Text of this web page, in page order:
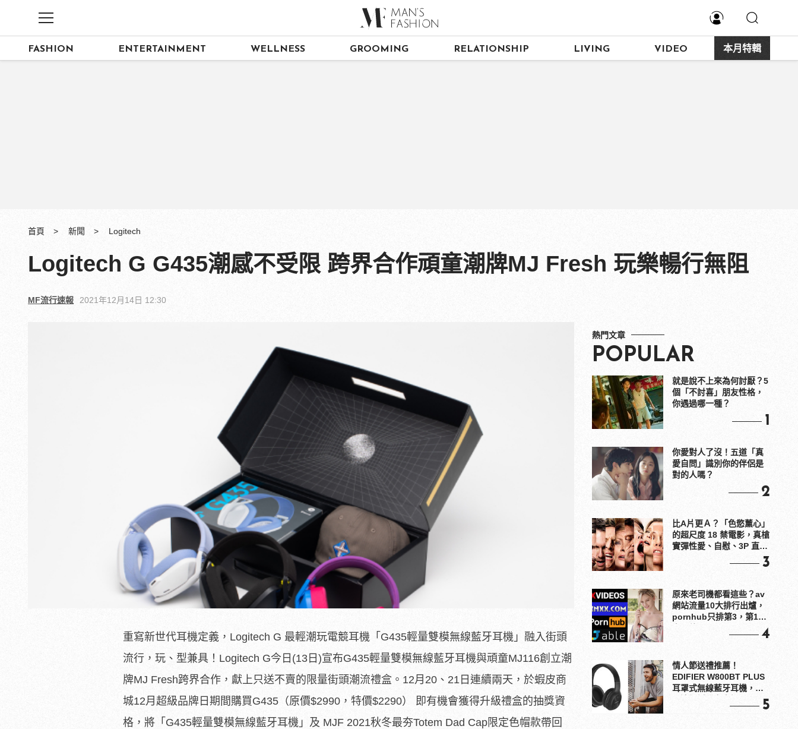
FASHION ENTERTAINMENT WELLNESS GROOMING RELATIONSHIP LIVING VIDEO 本月特輯
首頁 新聞 Logitech
Logitech G G435潮感不受限 跨界合作頑童潮牌MJ Fresh 玩樂暢行無阻
MF流行速報 2021年12月14日 12:30
重寫新世代耳機定義，Logitech G 最輕潮玩電競耳機「G435輕量雙模無線藍牙耳機」融入街頭
流行，玩、型兼具！Logitech G今日(13日)宣布G435輕量雙模無線藍牙耳機與頑童MJ116創立潮
牌MJ Fresh跨界合作，獻上只送不賣的限量街頭潮流禮盒。12月20、21日連續兩天，於蝦皮商
城12月超級品牌日期間購買G435（原價$2990，特價$2290） 即有機會獲得升級禮盒的抽獎資
格，將「G435輕量雙模無線藍牙耳機」及 MJF 2021秋冬最夯Totem Dad Cap限定色帽款帶回
熱門文章
POPULAR
就是說不上來為何討厭？5
個「不討喜」朋友性格，
你遇過哪一種？
1
你愛對人了沒！五道「真
愛自問」識別你的伴侶是
對的人嗎？
2
比A片更Ａ？「色慾薰心」
的超尺度 18 禁電影，真槍
實彈性愛、自慰、3P 直接
3
原來老司機都看這些？av
網站流量10大排行出爐，
pornhub只排第3，第1名
4
情人節送禮推薦！
EDIFIER W800BT PLUS
耳罩式無線藍牙耳機，在
5